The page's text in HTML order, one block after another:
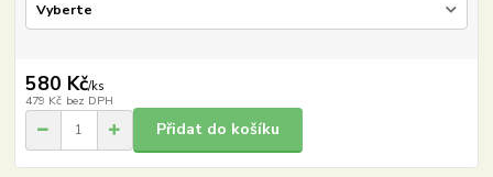
580 Kč/ks
479 Kč bez DPH
Přidat do košíku